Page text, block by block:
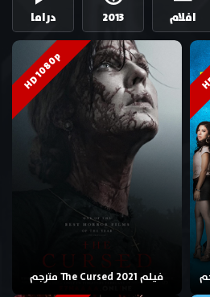
افلام 2013 دراما
HD 1080p
فيلم The Cursed 2021 مترجم